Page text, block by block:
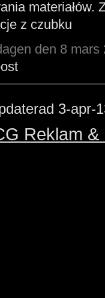
materiałów.
z czubku
den 8 mars
3-apr-
Reklam &